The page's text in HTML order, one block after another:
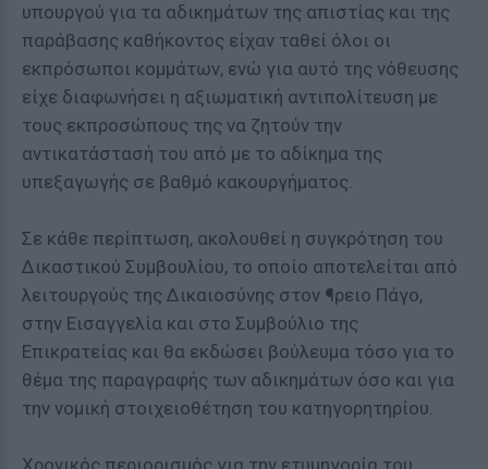
υπουργού για τα αδικημάτων της απιστίας και της
παράβασης καθήκοντος είχαν ταθεί όλοι οι
εκπρόσωποι κομμάτων, ενώ για αυτό της νόθευσης
είχε διαφωνήσει η αξιωματική αντιπολίτευση με
τους εκπροσώπους της να ζητούν την
αντικατάστασή του από με το αδίκημα της
υπεξαγωγής σε βαθμό κακουργήματος.
Σε κάθε περίπτωση, ακολουθεί η συγκρότηση του
Δικαστικού Συμβουλίου, το οποίο αποτελείται από
λειτουργούς της Δικαιοσύνης στον ¶ρειο Πάγο,
στην Εισαγγελία και στο Συμβούλιο της
Επικρατείας και θα εκδώσει βούλευμα τόσο για το
θέμα της παραγραφής των αδικημάτων όσο και για
την νομική στοιχειοθέτηση του κατηγορητηρίου.
Χρονικός περιορισμός για την ετυμηγορία του